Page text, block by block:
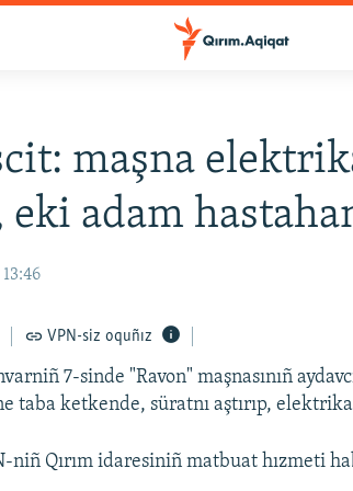
maşna
eki adam
VPN-siz oquñız
7-sinde "Ravon" maşnasınıñ
taba ketkende, süratnı aştırıp,
niñ Qırım idaresiniñ matbuat hızmeti